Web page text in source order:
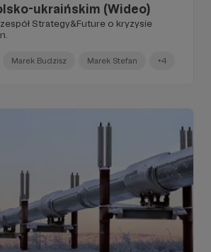
ukraińskim (Wideo)
Strategy&Future o kryzysie
Marek Budzisz Marek Stefan +4